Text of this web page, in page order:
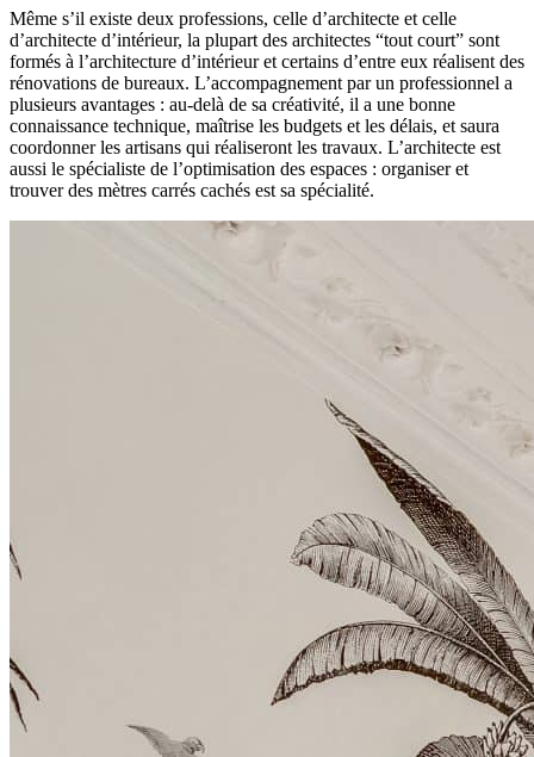
Même s’il existe deux professions, celle d’architecte et celle
d’architecte d’intérieur, la plupart des architectes “tout court” sont
formés à l’architecture d’intérieur et certains d’entre eux réalisent des
rénovations de bureaux. L’accompagnement par un professionnel a
plusieurs avantages : au-delà de sa créativité, il a une bonne
connaissance technique, maîtrise les budgets et les délais, et saura
coordonner les artisans qui réaliseront les travaux. L’architecte est
aussi le spécialiste de l’optimisation des espaces : organiser et
trouver des mètres carrés cachés est sa spécialité.